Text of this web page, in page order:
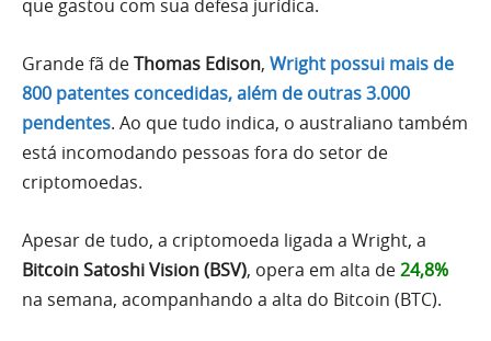
que gastou com sua defesa jurídica.
Grande fã deThomas Edison, Wright possui mais de
800 patentes concedidas, além de outras 3.000
pendentes. Ao que tudo indica, o australiano também
está incomodando pessoas fora do setor de
criptomoedas.
Apesar de tudo, a criptomoeda ligada a Wright, a
Bitcoin Satoshi Vision (BSV), opera em alta de24,8%
na semana, acompanhando a alta do Bitcoin (BTC).